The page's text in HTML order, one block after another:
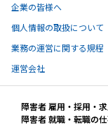
企業の皆様へ
個人情報の取扱について
業務の運営に関する規程
運営会社
障害者 雇用・採用・
障害者 就職・転職の
就転職支援サービス
障害者専門の就転職
障害者アスリート
atGPトップ
各種サービス
求人を検索する
求人を紹介してもら